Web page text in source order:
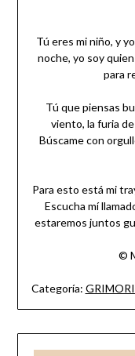
Tú eres mi niño, y
noche, yo soy
para
Tú que piensas
viento, la furia
Búscame con
Para esto está mi
Escucha mí
estaremos juntos
©
Categoría: